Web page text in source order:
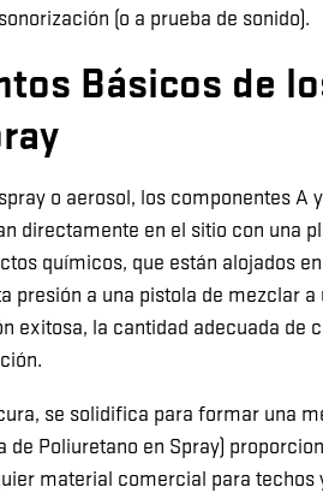
(o a prueba de sonido).
Básicos de
o aerosol, los componentes A
directamente en el sitio con una
químicos, que están alojados
presión a una pistola de mezclar a
exitosa, la cantidad adecuada de
se solidifica para formar una
de Poliuretano en Spray)
material comercial para techos